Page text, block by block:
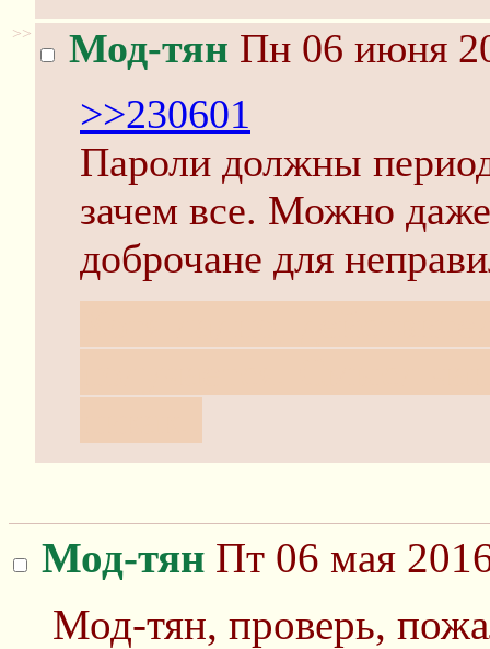
>> Мод-тян Пн 06 июня
>>230601
Пароли должны
зачем все. Можно
доброчане для
Мод-тян Пт 06 мая
Мод-тян, проверь,